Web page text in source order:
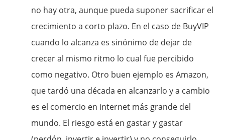
no hay otra, aunque pueda suponer sacrificar el
crecimiento a corto plazo. En el caso de BuyVIP
cuando lo alcanza es sinónimo de dejar de
crecer al mismo ritmo lo cual fue percibido
como negativo. Otro buen ejemplo es Amazon,
que tardó una década en alcanzarlo y a cambio
es el comercio en internet más grande del
mundo. El riesgo está en gastar y gastar